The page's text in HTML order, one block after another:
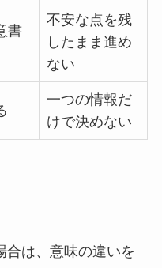
書
不安な点を残
したまま進め
ない
一つの情報だ
けで決めない
合は、意味の違いを